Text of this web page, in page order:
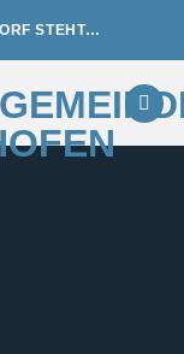
STEHT…